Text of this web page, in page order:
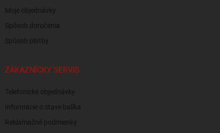
Moje objednávky
Spôsob doručenia
Spôsob platby
ZÁKAZNÍCKY SERVIS
Telefonické objednávky
Informácie o stave balíka
Reklamačné podmienky